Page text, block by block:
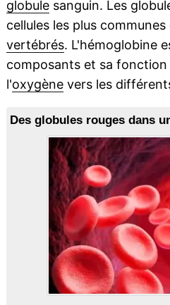
globulesanguin. Les
cellules les plus communes
vertébrés. L'hémoglobine
composants et sa
l'oxygènevers les
Des globules rouges dans